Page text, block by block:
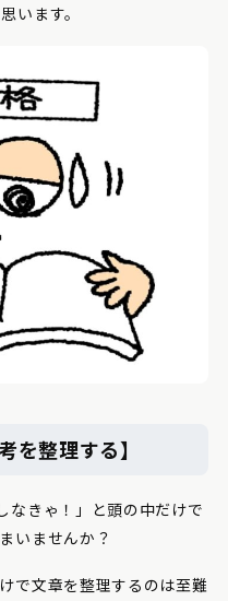
います。
を整理する】
なきゃ！」と頭の中だけで
いませんか？
で文章を整理するのは至難